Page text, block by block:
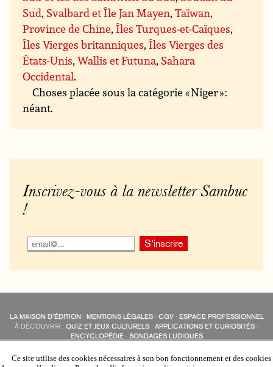
Sud, Svalbard et Île Jan Mayen,Taïwan,
Province de Chine,Îles Turques-et-Caïques,
Îles Vierges britanniques,Îles Vierges des
États-Unis,Wallis et Futuna, Sahara
Occidental.
Choses placée sous la catégorie « Niger » :
néant.
Inscrivez-vous à la newsletter Sambuc
!
LA MAISON D’ÉDITION · MENTIONS LÉGALES· CGV· ESPACE PROFESSIONNEL
À DÉCOUVRIR : QUIZ ET JEUX CULTURELS · APPLICATIONS ET CURIOSITÉS ·
ENCYCLOPÉDIE· SONDAGES LUDIQUES
COLLECTIONS :SAMBUC·ÉDISOLUM·REVUE LITTÉRAIREL’EAU-FORTE
AUTRES SITES :COLL. « LES ÉDISOLUM »
Ce site utilise des cookies nécessaires à son bon fonctionnement et des cookies